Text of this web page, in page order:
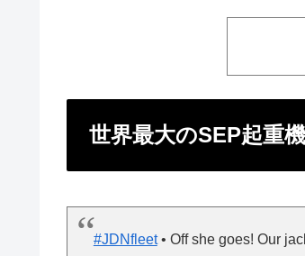
世界最大のSEP起重
#JDNfleet• Off she goes! Our